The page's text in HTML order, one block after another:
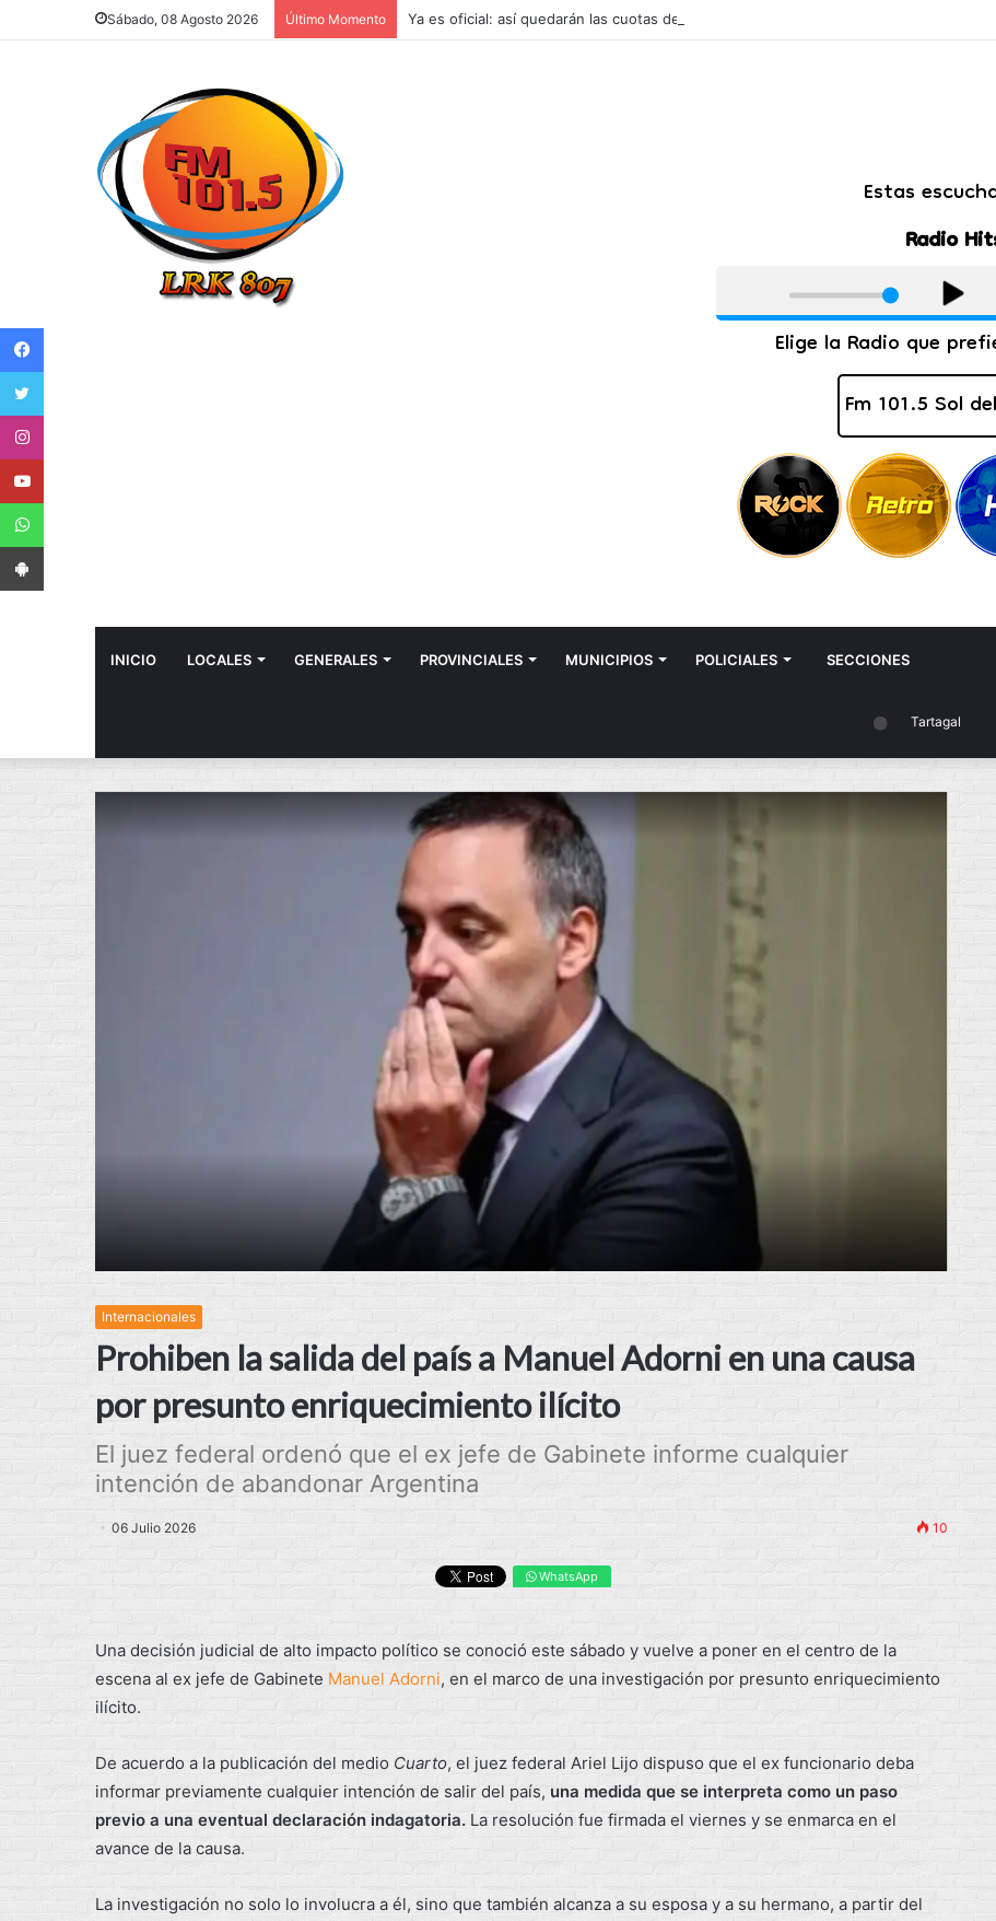
Sábado, 08 Agosto 2026 Último Momento Ya es oficial: así quedarán las cuotas de los colegios privados de Salta tras un aumento
INICIO LOCALES GENERALES PROVINCIALES MUNICIPIOS POLICIALES SECCIONES
Tartagal
Internacionales
Prohiben la salida del país a Manuel Adorni en una causa
por presunto enriquecimiento ilícito
El juez federal ordenó que el ex jefe de Gabinete informe cualquier
intención de abandonar Argentina
06 Julio 2026 10
WhatsApp
Una decisión judicial de alto impacto político se conoció este sábado y vuelve a poner en el centro de la
escena al ex jefe de Gabinete Manuel Adorni, en el marco de una investigación por presunto enriquecimiento
ilícito.
De acuerdo a la publicación del medio Cuarto, el juez federal Ariel Lijo dispuso que el ex funcionario deba
informar previamente cualquier intención de salir del país, una medida que se interpreta como un paso
previo a una eventual declaración indagatoria. La resolución fue firmada el viernes y se enmarca en el
avance de la causa.
La investigación no solo lo involucra a él, sino que también alcanza a su esposa y a su hermano, a partir del